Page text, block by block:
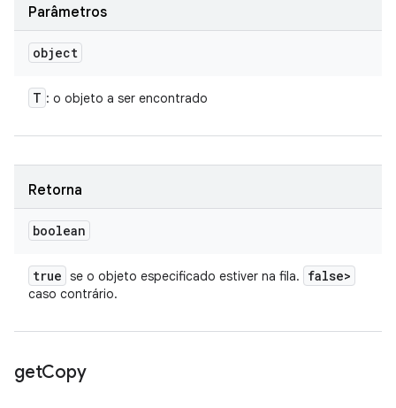
Parâmetros
object
T : o objeto a ser encontrado
Retorna
boolean
true se o objeto especificado estiver na fila. false>
caso contrário.
getCopy